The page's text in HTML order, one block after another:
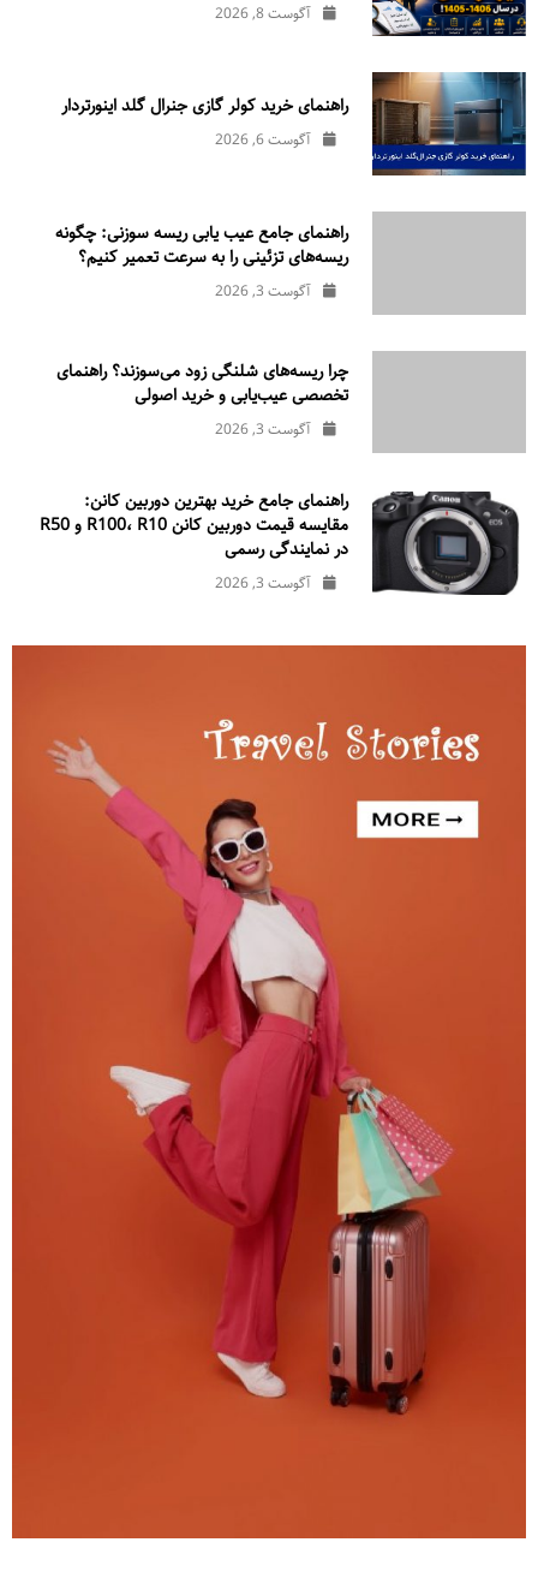
آگوست 8, 2026
راهنمای خرید کولر گازی جنرال‌ گلد اینورتر‌دار
آگوست 6, 2026
راهنمای جامع عیب یابی ریسه سوزنی: چگونه
ریسه‌های تزئینی را به سرعت تعمیر کنیم؟
آگوست 3, 2026
چرا ریسه‌های شلنگی زود می‌سوزند؟ راهنمای
تخصصی عیب‌یابی و خرید اصولی
آگوست 3, 2026
راهنمای جامع خرید بهترین دوربین کانن:
مقایسه قیمت دوربین کانن R100، R10 و R50
در نمایندگی رسمی
آگوست 3, 2026